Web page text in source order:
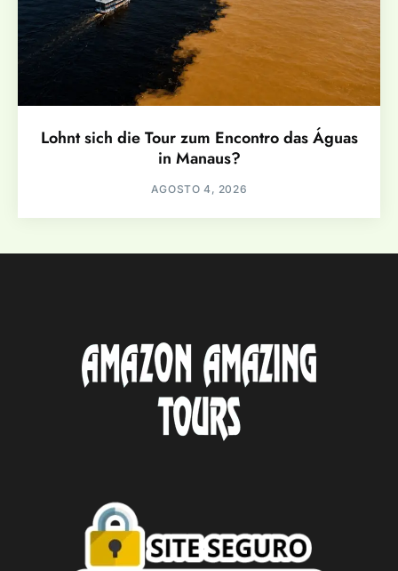
Lohnt sich die Tour zum Encontro das Águas
in Manaus?
AGOSTO 4, 2026